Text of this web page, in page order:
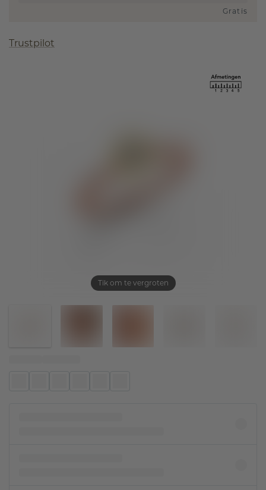
Tik om te vergroten
Gratis
Trustpilot